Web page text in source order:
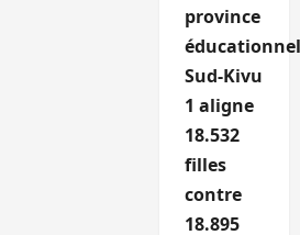
province
Sud-Kivu
1 aligne
18.532
filles
contre
18.895